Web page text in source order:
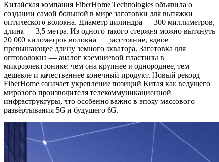
Китайская компания FiberHome Technologies объявила о
создании самой большой в мире заготовки для вытяжки
оптического волокна. Диаметр цилиндра — 300 миллиметров,
длина — 3,5 метра. Из одного такого стержня можно вытянуть
20 000 километров волокна — расстояние, вдвое
превышающее длину земного экватора. Заготовка для
оптоволокна — аналог кремниевой пластины в
микроэлектронике: чем она крупнее и однороднее, тем
дешевле и качественнее конечный продукт. Новый рекорд
FiberHome означает укрепление позиций Китая как ведущего
мирового производителя телекоммуникационной
инфраструктуры, что особенно важно в эпоху массового
развёртывания 5G и будущего 6G.